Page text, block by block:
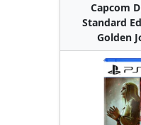
Capcom
Standard
Golden